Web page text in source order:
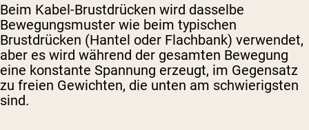
Beim Kabel-Brustdrücken wird dasselbe
Bewegungsmuster wie beim typischen
Brustdrücken (Hantel oder Flachbank) verwendet,
aber es wird während der gesamten Bewegung
eine konstante Spannung erzeugt, im Gegensatz
zu freien Gewichten, die unten am schwierigsten
sind.